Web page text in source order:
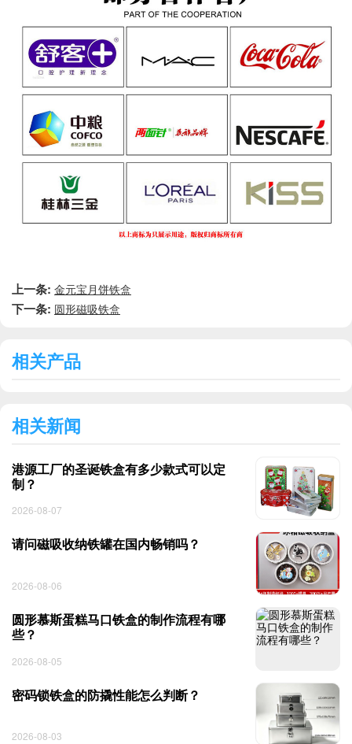
上一条: 金元宝月饼铁盒
下一条: 圆形磁吸铁盒
相关产品
相关新闻
港源工厂的圣诞铁盒有多少款式可以定
制？
2026-08-07
请问磁吸收纳铁罐在国内畅销吗？
2026-08-06
圆形慕斯蛋糕马口铁盒的制作流程有哪
些？
2026-08-05
密码锁铁盒的防撬性能怎么判断？
2026-08-03